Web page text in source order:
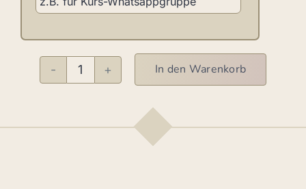
Flatrate
In den Warenkorb